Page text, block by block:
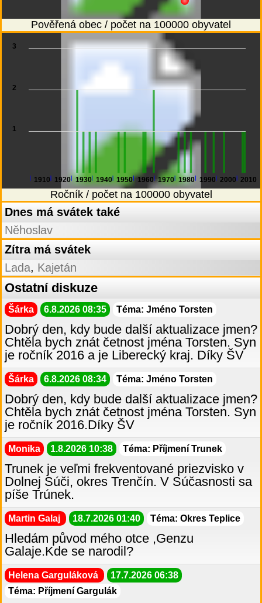
Pověřená obec / počet na 100000 obyvatel
1910 1920 1930 1940 1950 1960 1970 1980 1990 2000 2010
1
2
3
Ročník / počet na 100000 obyvatel
Dnes má svátek také
Něhoslav
Zítra má svátek
Lada, Kajetán
Ostatní diskuze
Šárka 6.8.2026 08:35 Téma: Jméno Torsten
Dobrý den, kdy bude další aktualizace jmen?
Chtěla bych znát četnost jména Torsten. Syn
je ročník 2016 a je Liberecký kraj. Díky ŠV
Šárka 6.8.2026 08:34 Téma: Jméno Torsten
Dobrý den, kdy bude další aktualizace jmen?
Chtěla bych znát četnost jména Torsten. Syn
je ročník 2016.Díky ŠV
Monika 1.8.2026 10:38 Téma: Příjmení Trunek
Trunek je veľmi frekventované priezvisko v
Dolnej Súči, okres Trenčín. V Súčasnosti sa
píše Trúnek.
Martin Galaj 18.7.2026 01:40 Téma: Okres Teplice
Hledám původ mého otce ,Genzu
Galaje.Kde se narodil?
Helena Garguláková
17.7.2026 06:38
Téma: Příjmení Gargulák